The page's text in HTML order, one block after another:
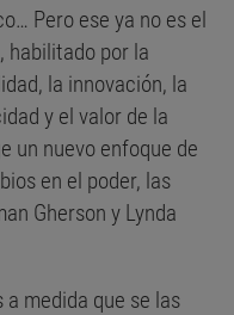
Pero ese ya no es el
habilitado por la
la innovación, la
y el valor de la
un nuevo enfoque de
en el poder, las
Gherson y Lynda
a medida que se las